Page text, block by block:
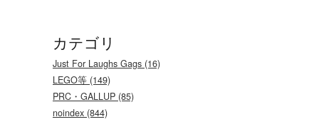
カテゴリ
Just For Laughs Gags (16)
LEGO等 (149)
PRC・GALLUP (85)
noindex (844)